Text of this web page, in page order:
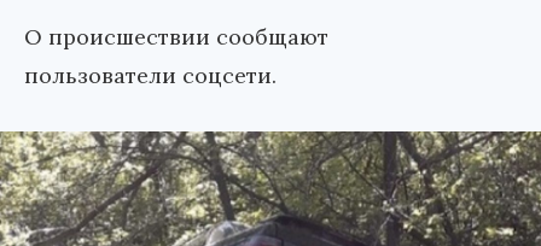
О происшествии сообщают
пользователи соцсети.